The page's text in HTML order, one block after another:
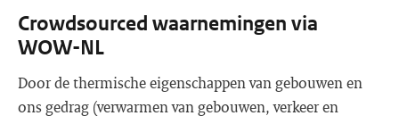
Crowdsourced waarnemingen via
WOW-NL
Door de thermische eigenschappen van gebouwen en
ons gedrag (verwarmen van gebouwen, verkeer en